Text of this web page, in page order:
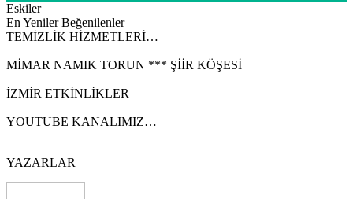
Eskiler
En Yeniler Beğenilenler
TEMİZLİK HİZMETLERİ…
MİMAR NAMIK TORUN *** ŞİİR KÖŞESİ
İZMİR ETKİNLİKLER
YOUTUBE KANALIMIZ…
YAZARLAR